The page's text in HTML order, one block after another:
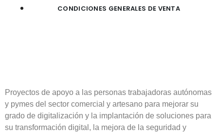
CONDICIONES GENERALES DE VENTA
Proyectos de apoyo a las personas trabajadoras autónomas
y pymes del sector comercial y artesano para mejorar su
grado de digitalización y la implantación de soluciones para
su transformación digital, la mejora de la seguridad y